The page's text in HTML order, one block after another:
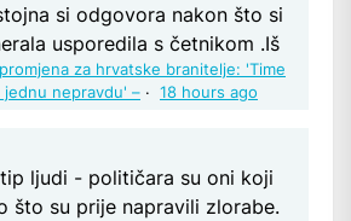
si odgovora nakon što si
usporedila s četnikom .Iš
za hrvatske branitelje: 'Time
nepravdu' – · 18 hours ago
ljudi - političara su oni koji
što su prije napravili zlorabe.